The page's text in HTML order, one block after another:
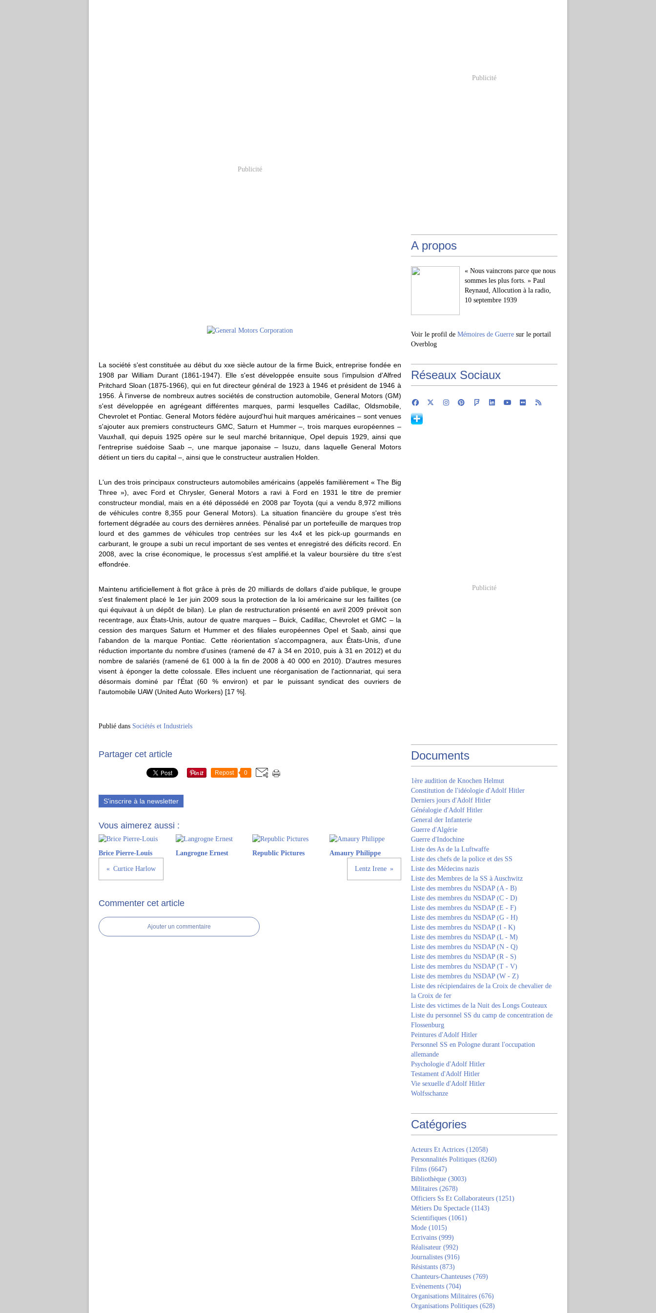
Publicité
La société s'est constituée au début du xxe siècle autour de la firme Buick, entreprise fondée en
1908 par William Durant (1861-1947). Elle s'est développée ensuite sous l'impulsion d'Alfred
Pritchard Sloan (1875-1966), qui en fut directeur général de 1923 à 1946 et président de 1946 à
1956. À l'inverse de nombreux autres sociétés de construction automobile, General Motors (GM)
s'est développée en agrégeant différentes marques, parmi lesquelles Cadillac, Oldsmobile,
Chevrolet et Pontiac. General Motors fédère aujourd'hui huit marques américaines – sont venues
s'ajouter aux premiers constructeurs GMC, Saturn et Hummer –, trois marques européennes –
Vauxhall, qui depuis 1925 opère sur le seul marché britannique, Opel depuis 1929, ainsi que
l'entreprise suédoise Saab –, une marque japonaise – Isuzu, dans laquelle General Motors
détient un tiers du capital –, ainsi que le constructeur australien Holden.
L'un des trois principaux constructeurs automobiles américains (appelés familièrement « The Big
Three »), avec Ford et Chrysler, General Motors a ravi à Ford en 1931 le titre de premier
constructeur mondial, mais en a été dépossédé en 2008 par Toyota (qui a vendu 8,972 millions
de véhicules contre 8,355 pour General Motors). La situation financière du groupe s'est très
fortement dégradée au cours des dernières années. Pénalisé par un portefeuille de marques trop
lourd et des gammes de véhicules trop centrées sur les 4x4 et les pick-up gourmands en
carburant, le groupe a subi un recul important de ses ventes et enregistré des déficits record. En
2008, avec la crise économique, le processus s'est amplifié.et la valeur boursière du titre s'est
effondrée.
Maintenu artificiellement à flot grâce à près de 20 milliards de dollars d'aide publique, le groupe
s'est finalement placé le 1er juin 2009 sous la protection de la loi américaine sur les faillites (ce
qui équivaut à un dépôt de bilan). Le plan de restructuration présenté en avril 2009 prévoit son
recentrage, aux États-Unis, autour de quatre marques – Buick, Cadillac, Chevrolet et GMC – la
cession des marques Saturn et Hummer et des filiales européennes Opel et Saab, ainsi que
l'abandon de la marque Pontiac. Cette réorientation s'accompagnera, aux États-Unis, d'une
réduction importante du nombre d'usines (ramené de 47 à 34 en 2010, puis à 31 en 2012) et du
nombre de salariés (ramené de 61 000 à la fin de 2008 à 40 000 en 2010). D'autres mesures
visent à éponger la dette colossale. Elles incluent une réorganisation de l'actionnariat, qui sera
désormais dominé par l'État (60 % environ) et par le puissant syndicat des ouvriers de
l'automobile UAW (United Auto Workers) [17 %].
Publié dans Sociétés et Industriels
Partager cet article
Repost 0
S'inscrire à la newsletter
Vous aimerez aussi :
Brice Pierre-Louis Langrogne Ernest Republic Pictures Amaury Philippe
Curtice Harlow Lentz Irene
Commenter cet article
Ajouter un commentaire
Publicité
A propos
« Nous vaincrons parce que nous
sommes les plus forts. » Paul
Reynaud, Allocution à la radio,
10 septembre 1939
Voir le profil de Mémoires de Guerre sur le portail
Overblog
Réseaux Sociaux
Publicité
Documents
1ère audition de Knochen Helmut
Constitution de l'idéologie d'Adolf Hitler
Derniers jours d'Adolf Hitler
Généalogie d'Adolf Hitler
General der Infanterie
Guerre d'Algérie
Guerre d'Indochine
Liste des As de la Luftwaffe
Liste des chefs de la police et des SS
Liste des Médecins nazis
Liste des Membres de la SS à Auschwitz
Liste des membres du NSDAP (A - B)
Liste des membres du NSDAP (C - D)
Liste des membres du NSDAP (E - F)
Liste des membres du NSDAP (G - H)
Liste des membres du NSDAP (I - K)
Liste des membres du NSDAP (L - M)
Liste des membres du NSDAP (N - Q)
Liste des membres du NSDAP (R - S)
Liste des membres du NSDAP (T - V)
Liste des membres du NSDAP (W - Z)
Liste des récipiendaires de la Croix de chevalier de
la Croix de fer
Liste des victimes de la Nuit des Longs Couteaux
Liste du personnel SS du camp de concentration de
Flossenburg
Peintures d'Adolf Hitler
Personnel SS en Pologne durant l'occupation
allemande
Psychologie d'Adolf Hitler
Testament d'Adolf Hitler
Vie sexuelle d'Adolf Hitler
Wolfsschanze
Catégories
Acteurs Et Actrices (12058)
Personnalités Politiques (8260)
Films (6647)
Bibliothèque (3003)
Militaires (2678)
Officiers Ss Et Collaborateurs (1251)
Métiers Du Spectacle (1143)
Scientifiques (1061)
Mode (1015)
Ecrivains (999)
Réalisateur (992)
Journalistes (916)
Résistants (873)
Chanteurs-Chanteuses (769)
Evènements (704)
Organisations Militaires (676)
Organisations Politiques (628)